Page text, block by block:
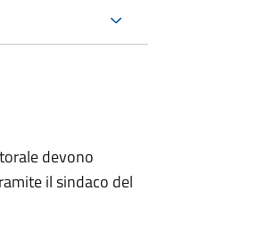
devono
il sindaco del